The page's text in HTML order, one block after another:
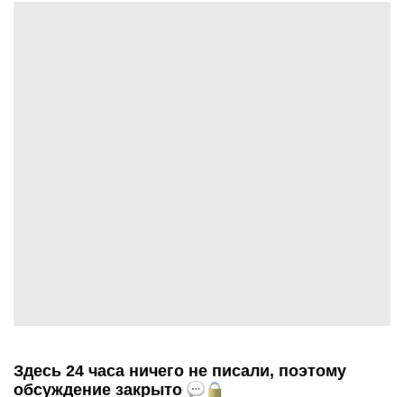
Здесь 24 часа ничего не писали, поэтому
обсуждение закрыто